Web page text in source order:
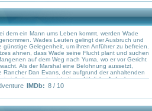
dem ein Mann ums Leben kommt, werden Wade
Wades Leuten gelingt der Ausbruch und
günstige Gelegenheit, um ihren Anführer zu befreien.
ahnen, dass Wade seine Flucht plant und suchen
auf dem Weg nach Yuma, wo er vor Gericht
Als der Marshal eine Belohnung aussetzt,
Rancher Dan Evans, der aufgrund der anhaltenden
geraten ist, die gefährliche Aufgabe.
sein eigenes Leben zu retten und Wade
Wade macht er sich auf den gefährlichen Ritt.
IMDb: 8 / 10